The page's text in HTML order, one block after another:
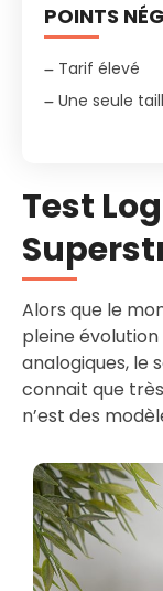
POINTS
Tarif élevé
Une seule
Test
Alors que le
pleine évolution
analogiques, le
connait que
n’est des